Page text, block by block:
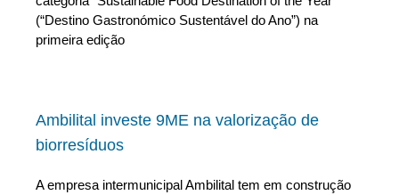
(“Destino Gastronómico Sustentável do Ano”) na
primeira edição
Ambilital investe 9ME na valorização de
biorresíduos
A empresa intermunicipal Ambilital tem em construção